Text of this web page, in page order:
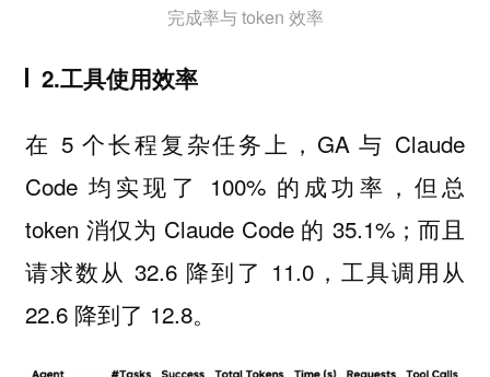
完成率与 token 效率
2.工具使用效率
在 5 个长程复杂任务上，GA 与 Claude
Code 均实现了 100% 的成功率，但总
token 消仅为 Claude Code 的 35.1%；而且
请求数从 32.6 降到了 11.0，工具调用从
22.6 降到了 12.8。